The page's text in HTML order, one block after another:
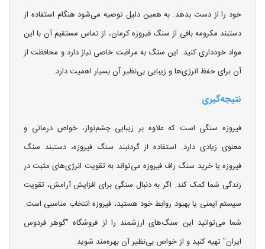
خود را از دست بدهد. به همین دلیل توصیه می‌شود هنگام استفاده از
دستبند مکرومه بافی از سنگ فیروزه کرمان، از تماس مستقیم آن با این
مواد خودداری کنید. این سنگ به مراقبت خاصی نیاز دارد و محافظت از
آن برای حفظ انرژی‌ها و زیبایی بی‌نظیر آن بسیار اهمیت دارد.
نتیجه‌گیری
فیروزه سنگی است که علاوه بر زیبایی چشم‌نواز، خواص درمانی و
معنوی زیادی دارد. استفاده از گردنبند سنگ فیروزه، دستبند سنگ
فیروزه یا خرید سنگ راف فیروزه می‌تواند به تقویت انرژی‌های مثبت در
زندگی شما کمک کند. اگر به دنبال سنگی برای افزایش آرامش، تقویت
سیستم ایمنی یا بهبود روابط خود هستید، فیروزه انتخاب مناسبی است.
شما می‌توانید این سنگ‌های ارزشمند را از فروشگاه "گوهر فردوس
ایران" تهیه کنید و از خواص بی‌نظیر آن بهره‌مند شوید.